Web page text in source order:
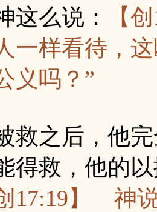
这么说：
【
一样看待，
义吗？”
救之后，他
得救，他的
创17:19】 神